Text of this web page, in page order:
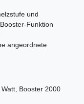
und
Funktion
angeordnete
Booster 2000